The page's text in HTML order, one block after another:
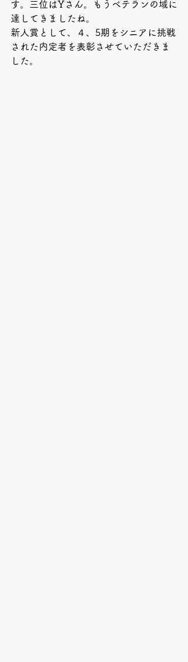
す。三位はYさん。もうベテランの域に
達してきましたね。
新人賞として、４、5期をシニアに挑戦
された内定者を表彰させていただきま
した。